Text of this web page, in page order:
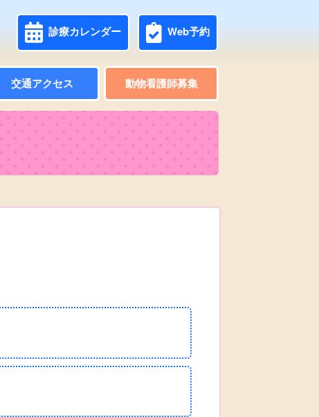
診療カレンダー Web予約
交通アクセス 動物看護師募集